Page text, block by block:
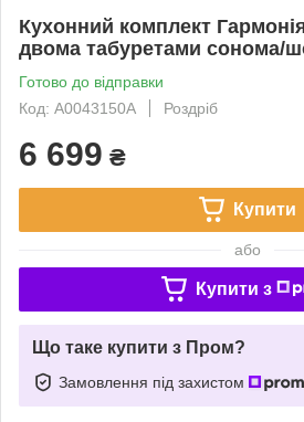
Кухонний комплект
двома табуретами сонома/
Готово до відправки
Код: А0043150А
Роздріб
6 699 ₴
Купити
або
Купити з
Що таке купити з Пром?
Замовлення під захистом